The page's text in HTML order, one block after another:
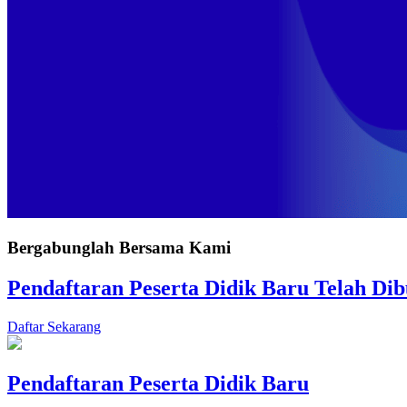
Bergabunglah Bersama Kami
Pendaftaran Peserta Didik Baru Telah
Daftar Sekarang
Pendaftaran Peserta Didik Baru